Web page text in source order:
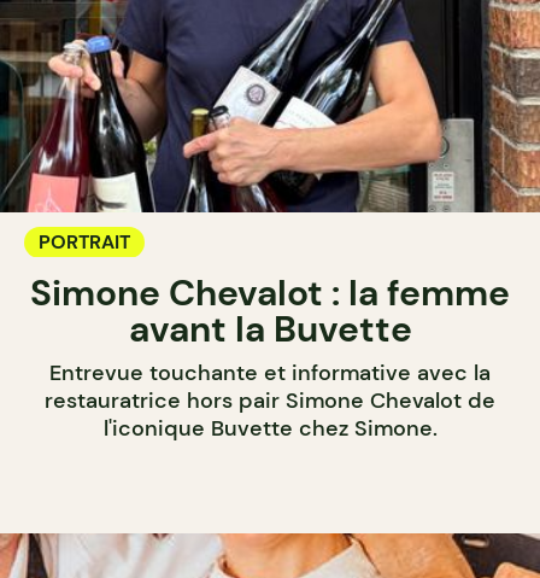
PORTRAIT
Simone Chevalot : la femme
avant la Buvette
Entrevue touchante et informative avec la
restauratrice hors pair Simone Chevalot de
l'iconique Buvette chez Simone.